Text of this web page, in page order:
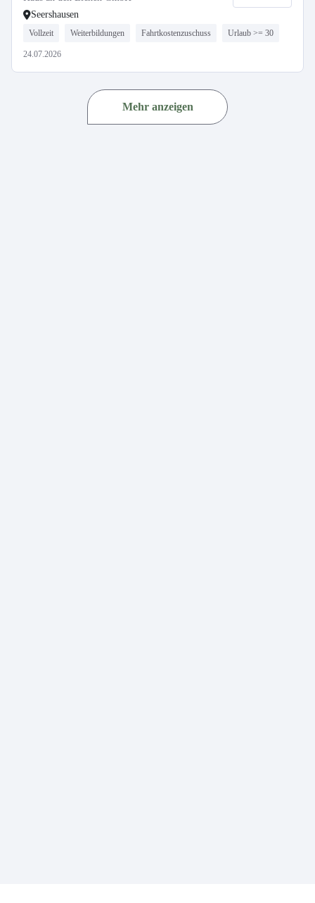
Seershausen
Vollzeit Weiterbildungen Fahrtkostenzuschuss Urlaub >= 30
24.07.2026
Mehr anzeigen